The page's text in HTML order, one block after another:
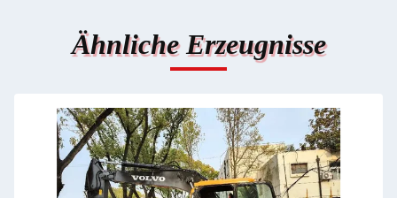
Ähnliche Erzeugnisse